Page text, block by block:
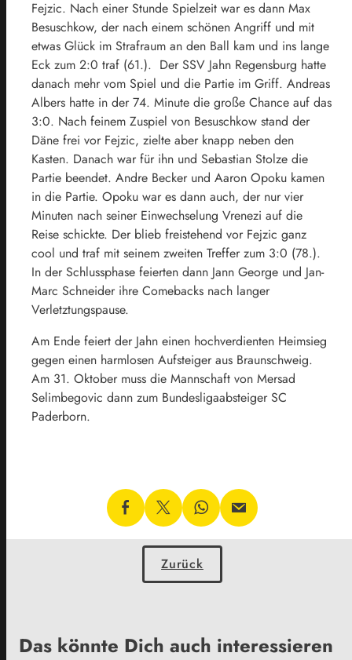
Fejzic. Nach einer Stunde Spielzeit war es dann Max
Besuschkow, der nach einem schönen Angriff und mit
etwas Glück im Strafraum an den Ball kam und ins lange
Eck zum 2:0 traf (61.). Der SSV Jahn Regensburg hatte
danach mehr vom Spiel und die Partie im Griff. Andreas
Albers hatte in der 74. Minute die große Chance auf das
3:0. Nach feinem Zuspiel von Besuschkow stand der
Däne frei vor Fejzic, zielte aber knapp neben den
Kasten. Danach war für ihn und Sebastian Stolze die
Partie beendet. Andre Becker und Aaron Opoku kamen
in die Partie. Opoku war es dann auch, der nur vier
Minuten nach seiner Einwechselung Vrenezi auf die
Reise schickte. Der blieb freistehend vor Fejzic ganz
cool und traf mit seinem zweiten Treffer zum 3:0 (78.).
In der Schlussphase feierten dann Jann George und Jan-
Marc Schneider ihre Comebacks nach langer
Verletztungspause.
Am Ende feiert der Jahn einen hochverdienten Heimsieg
gegen einen harmlosen Aufsteiger aus Braunschweig.
Am 31. Oktober muss die Mannschaft von Mersad
Selimbegovic dann zum Bundesligaabsteiger SC
Paderborn.
Zurück
Das könnte Dich auch interessieren